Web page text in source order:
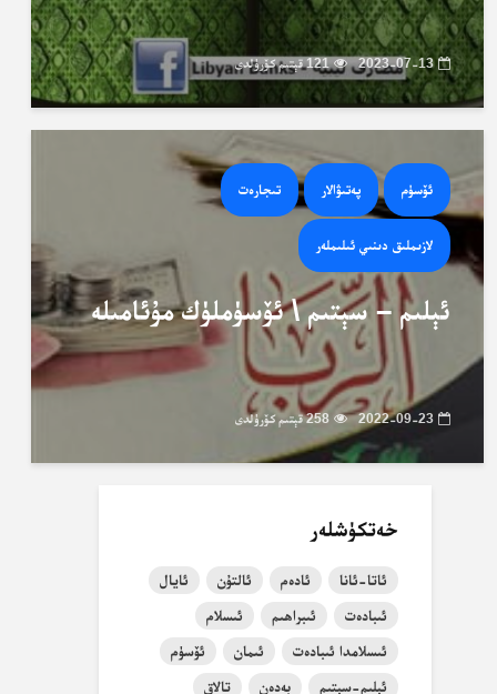
2023-07-13 121 قېتىم كۆرۈلدى
ئۆسۈم پەتىۋالار تىجارەت
لازىملىق دىنىي ئىلىملەر
ئېلىم – سېتىم \ ئۆسۈملۈك مۇئامىلە
2022-09-23 258 قېتىم كۆرۈلدى
خەتكۈشلەر
ئاتا-ئانا ئادەم ئالتۇن
ئايال
ئىبادەت
ئىبراھىم
ئىسلام
ئىسلامدا ئىبادەت
ئىمان
ئۆسۈم
ئېلىم-سېتىم
بەدەن تالاق